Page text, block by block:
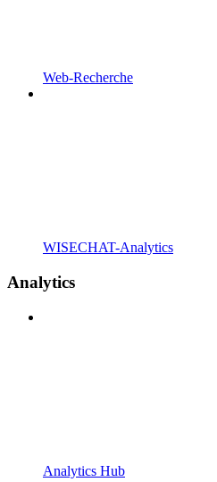
Web-Recherche
WISECHAT-Analytics
Analytics
Analytics Hub